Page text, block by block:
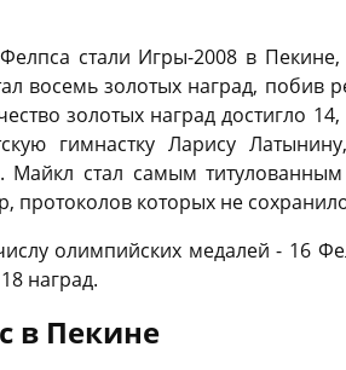
стали Игры-2008 в
восемь золотых наград, побив
золотых наград достигло
гимнастку Ларису
Майкл стал самым
протоколов которых не
олимпийских медалей - 16
наград.
в Пекине